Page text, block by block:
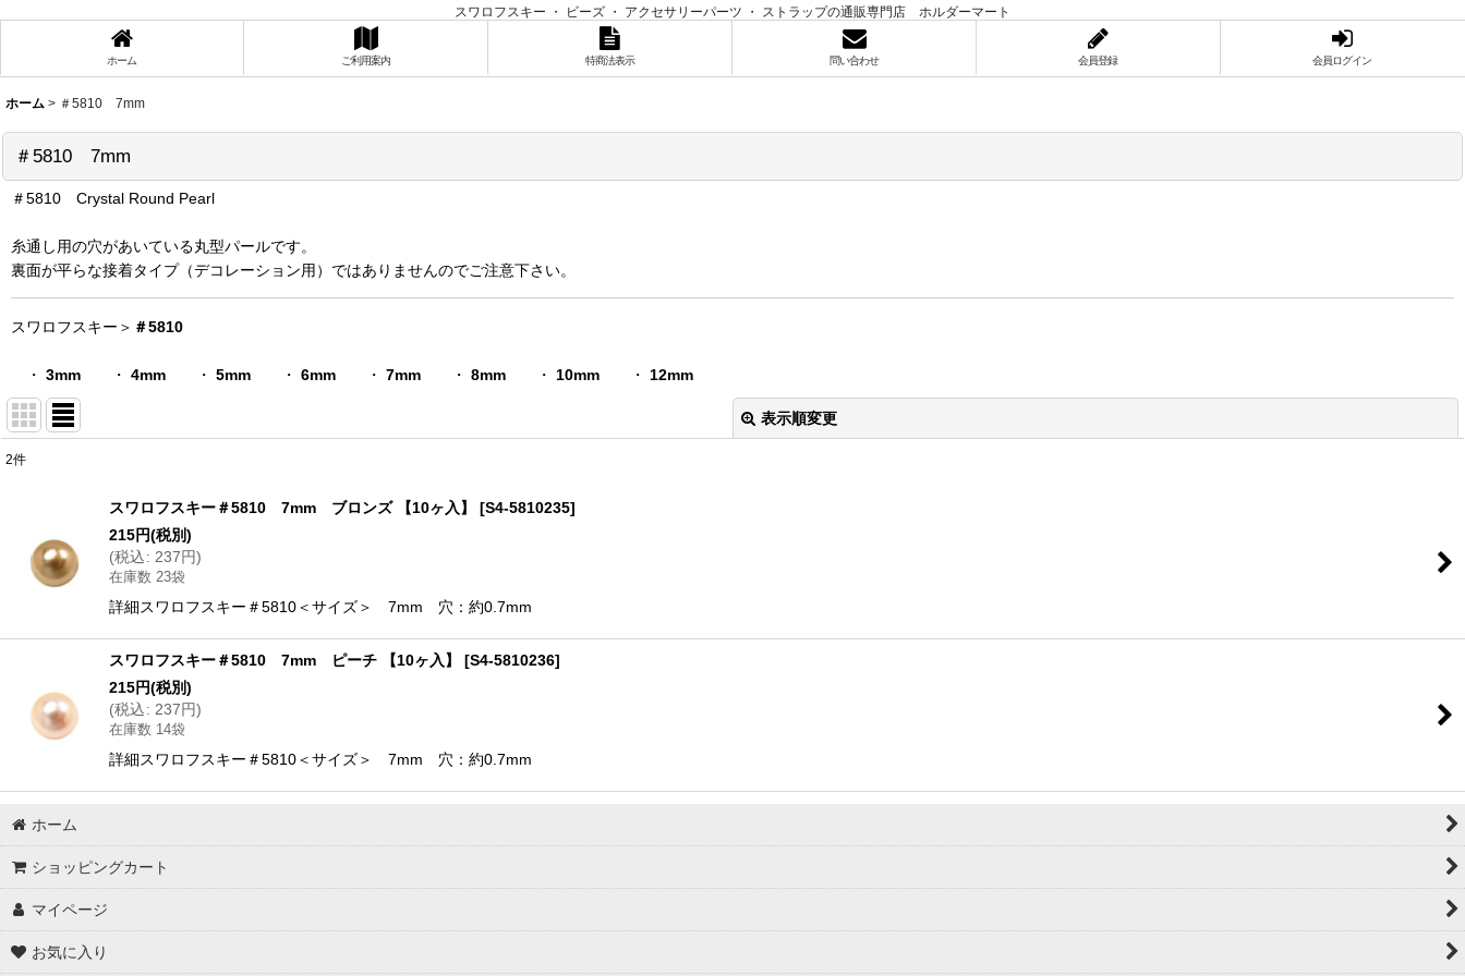
スワロフスキー ・ ビーズ ・ アクセサリーパーツ ・ ストラップの通販専門店 ホルダーマート
ホーム ご利用案内 特商法表示 問い合わせ 会員登録 会員ログイン
ホーム > ＃5810 7mm
＃5810 7mm
＃5810 Crystal Round Pearl
糸通し用の穴があいている丸型パールです。
裏面が平らな接着タイプ（デコレーション用）ではありませんのでご注意下さい。
スワロフスキー＞ ＃5810
・ 3mm ・ 4mm ・ 5mm ・ 6mm ・ 7mm ・ 8mm ・ 10mm ・ 12mm
表示順変更
並び順:
絞り込む
2件
スワロフスキー＃5810 7mm ブロンズ 【10ヶ入】 [S4-5810235]
215円(税別)
(税込: 237円)
在庫数 23袋
詳細スワロフスキー＃5810＜サイズ＞ 7mm 穴：約0.7mm
スワロフスキー＃5810 7mm ピーチ 【10ヶ入】 [S4-5810236]
215円(税別)
(税込: 237円)
在庫数 14袋
詳細スワロフスキー＃5810＜サイズ＞ 7mm 穴：約0.7mm
ホーム
ショッピングカート
マイページ
お気に入り